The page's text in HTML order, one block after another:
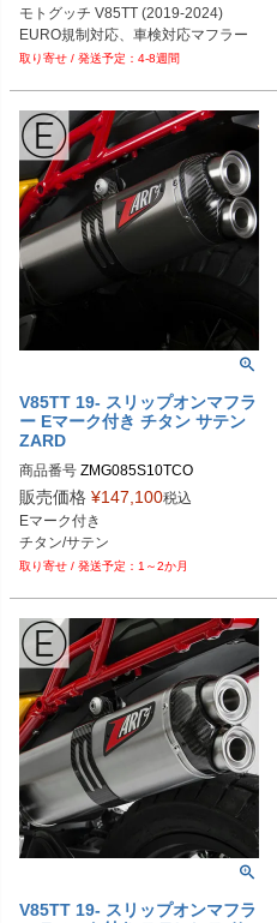
モトグッチ V85TT (2019-2024)
EURO規制対応、車検対応マフラー
4-8週間
V85TT 19- スリップオンマフラ
ー Eマーク付き チタン サテン
ZARD
商品番号 ZMG085S10TCO
販売価格 ¥147,100税込
Eマーク付き
チタン/サテン
1～2か月
V85TT 19- スリップオンマフラ